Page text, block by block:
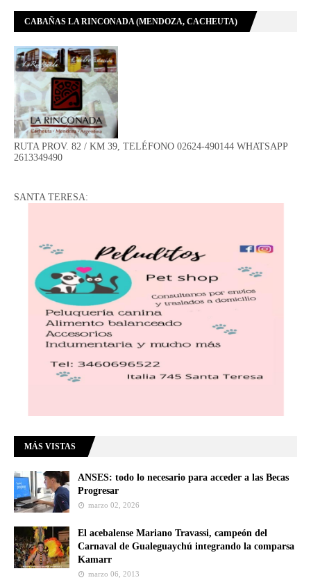
CABAÑAS LA RINCONADA (MENDOZA, CACHEUTA)
RUTA PROV. 82 / KM 39, TELÉFONO 02624-490144 WHATSAPP
2613349490
SANTA TERESA:
MÁS VISTAS
ANSES: todo lo necesario para acceder a las Becas
Progresar
marzo 02, 2026
El acebalense Mariano Travassi, campeón del
Carnaval de Gualeguaychú integrando la comparsa
Kamarr
marzo 06, 2013